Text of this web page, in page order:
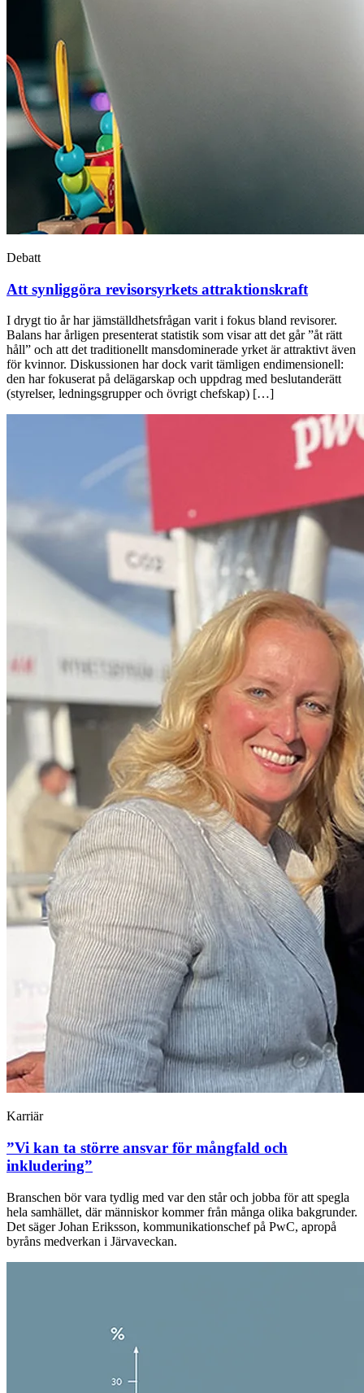
Debatt
Att synliggöra revisors­yrkets attraktions­kraft
I drygt tio år har jämställdhetsfrågan varit i fokus bland revisorer.
Balans har årligen presenterat statistik som visar att det går ”åt rätt
håll” och att det traditionellt mansdominerade yrket är attraktivt även
för kvinnor. Diskussionen har dock varit tämligen endimensionell:
den har fokuserat på delägarskap och uppdrag med beslutanderätt
(styrelser, ledningsgrupper och övrigt chefskap) […]
Karriär
”Vi kan ta större ansvar för mångfald och
inkludering”
Branschen bör vara tydlig med var den står och jobba för att spegla
hela samhället, där människor kommer från många olika bakgrunder.
Det säger Johan Eriksson, kommunikationschef på PwC, apropå
byråns medverkan i Järvaveckan.